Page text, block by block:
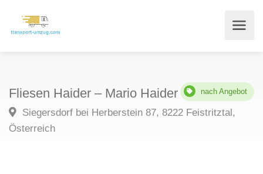
Fliesen Haider – Mario Haider nach Angebot
Siegersdorf bei Herberstein 87, 8222 Feistritztal,
Österreich